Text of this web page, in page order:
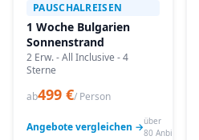
PAUSCHALREISEN
1 Woche Bulgarien
Sonnenstrand
2 Erw. - All Inclusive - 4
Sterne
ab499 €/ Person
Angebote vergleichen →über
80 Anbieter